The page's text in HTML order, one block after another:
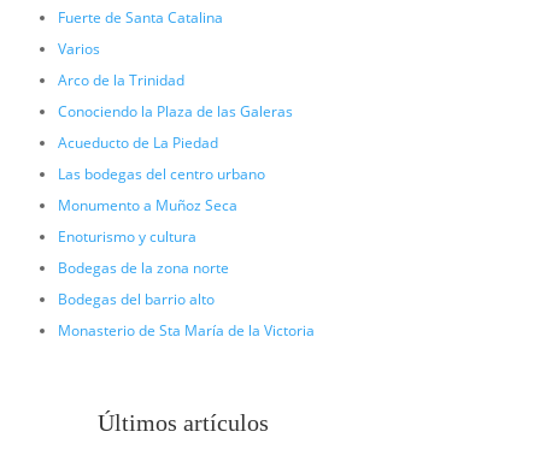
Fuerte de Santa Catalina
Varios
Arco de la Trinidad
Conociendo la Plaza de las Galeras
Acueducto de La Piedad
Las bodegas del centro urbano
Monumento a Muñoz Seca
Enoturismo y cultura
Bodegas de la zona norte
Bodegas del barrio alto
Monasterio de Sta María de la Victoria
Últimos artículos